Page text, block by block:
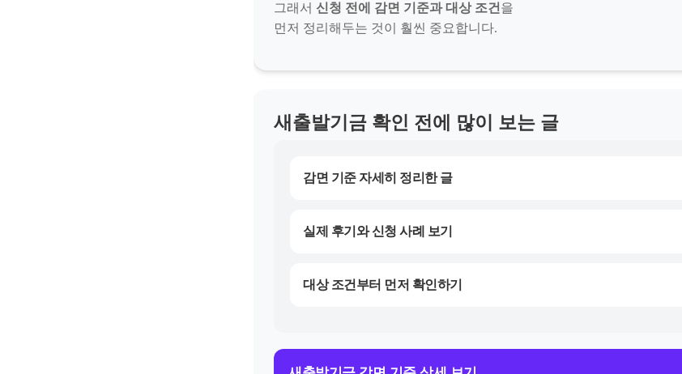
그래서 신청 전에 감면 기준과 대상 조건 을
먼저 정리해두는 것이 훨씬 중요합니다.
새출발기금 확인 전에 많이 보는 글
감면 기준 자세히 정리한 글
실제 후기와 신청 사례 보기
대상 조건부터 먼저 확인하기